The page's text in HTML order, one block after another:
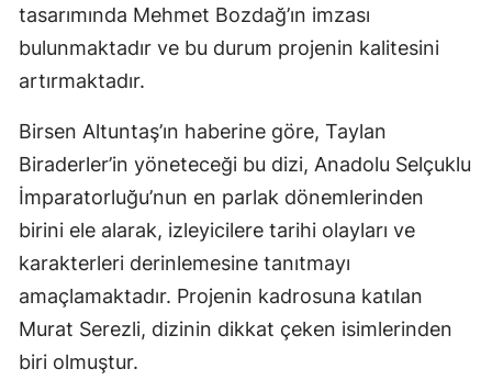
Erzincan
Gaziantep
Giresun
Hakkari
tasarımında Mehmet Bozdağ’ın imzası
bulunmaktadır ve bu durum projenin kalitesini
artırmaktadır.
Birsen Altuntaş’ın haberine göre, Taylan
Biraderler’in yöneteceği bu dizi, Anadolu Selçuklu
İmparatorluğu’nun en parlak dönemlerinden
birini ele alarak, izleyicilere tarihi olayları ve
karakterleri derinlemesine tanıtmayı
amaçlamaktadır. Projenin kadrosuna katılan
Murat Serezli, dizinin dikkat çeken isimlerinden
biri olmuştur.